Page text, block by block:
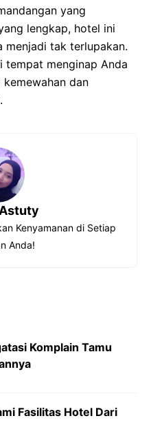
yang
lengkap, hotel ini
menjadi tak terlupakan.
tempat menginap Anda
dan
Kenyamanan di Setiap
Anda!
Komplain Tamu
Fasilitas Hotel Dari